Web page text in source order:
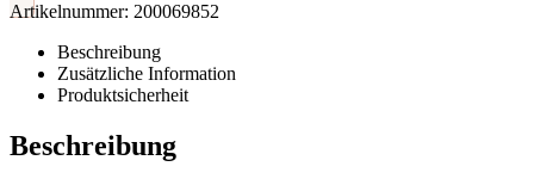
Artikelnummer: 200069852
Beschreibung
Zusätzliche Information
Produktsicherheit
Beschreibung